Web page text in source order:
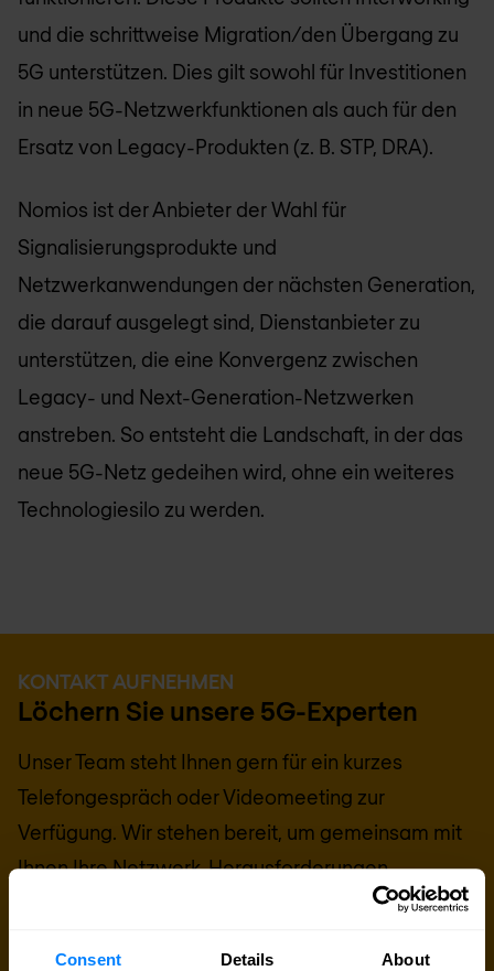
Consent Details About
und die schrittweise Migration/den Übergang zu
5G unterstützen. Dies gilt sowohl für Investitionen
in neue 5G-Netzwerkfunktionen als auch für den
Ersatz von Legacy-Produkten (z. B. STP, DRA).
Nomios ist der Anbieter der Wahl für
Signalisierungsprodukte und
Netzwerkanwendungen der nächsten Generation,
die darauf ausgelegt sind, Dienstanbieter zu
unterstützen, die eine Konvergenz zwischen
Legacy- und Next-Generation-Netzwerken
anstreben. So entsteht die Landschaft, in der das
neue 5G-Netz gedeihen wird, ohne ein weiteres
Technologiesilo zu werden.
KONTAKT AUFNEHMEN
Löchern Sie unsere 5G-Experten
Unser Team steht Ihnen gern für ein kurzes
Telefongespräch oder Videomeeting zur
Verfügung. Wir stehen bereit, um gemeinsam mit
Ihnen Ihre Netzwerk-Herausforderungen,
Anbietervergleiche und anstehenden IT-Projekte